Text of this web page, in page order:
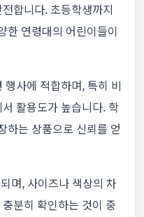
합니다. 초등학생까지
한 연령대의 어린이들이
사에 적합하며, 특히 비
활용도가 높습니다. 학
하는 상품으로 신뢰를 얻
며, 사이즈나 색상의 차
분히 확인하는 것이 중